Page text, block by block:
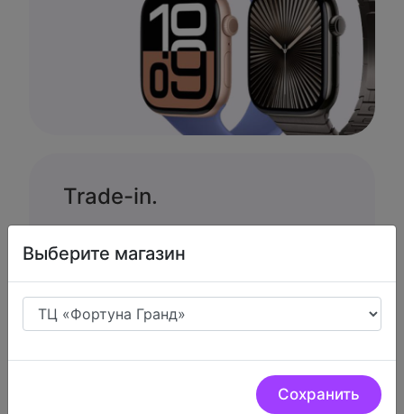
Выберите магазин
Сохранить
Trade-in.
новую с доплатой